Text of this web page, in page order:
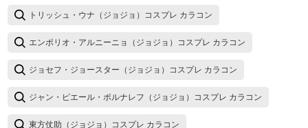
トリッシュ・ウナ（ジョジョ）コスプレ カラコン
エンポリオ・アルニーニョ（ジョジョ）コスプレ カラコン
ジョセフ・ジョースター（ジョジョ）コスプレ カラコン
ジャン・ピエール・ポルナレフ（ジョジョ）コスプレ カラコン
東方仗助（ジョジョ）コスプレ カラコン